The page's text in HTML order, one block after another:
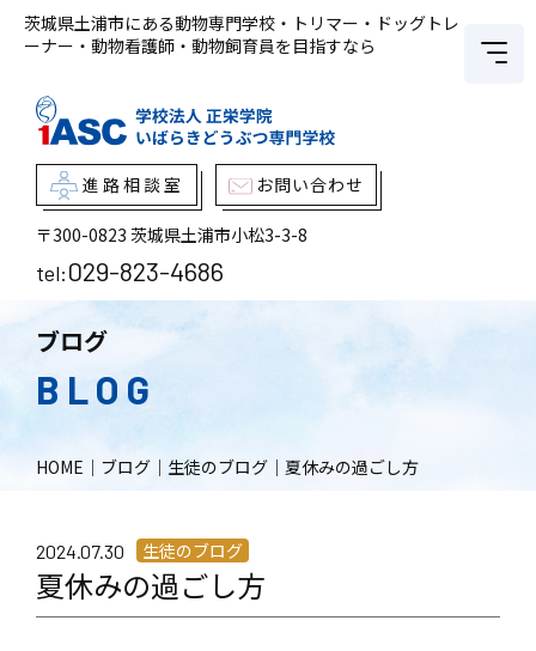
茨城県土浦市にある動物専門学校・トリマー・ドッグトレ
ーナー・動物看護師・動物飼育員を目指すなら
進路相談室 お問い合わせ
〒300-0823 茨城県土浦市小松3-3-8
tel:029-823-4686
ブログ
BLOG
HOME ｜ ブログ ｜ 生徒のブログ ｜ 夏休みの過ごし方
2024.07.30 生徒のブログ
夏休みの過ごし方